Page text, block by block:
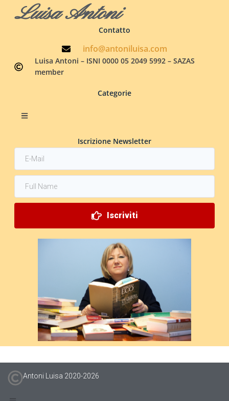
Luisa Antoni
Contatto
info@antoniluisa.com
Luisa Antoni – ISNI 0000 05 2049 5992 – SAZAS
member
Categorie
Iscrizione Newsletter
Iscriviti
Antoni Luisa 2020-2026